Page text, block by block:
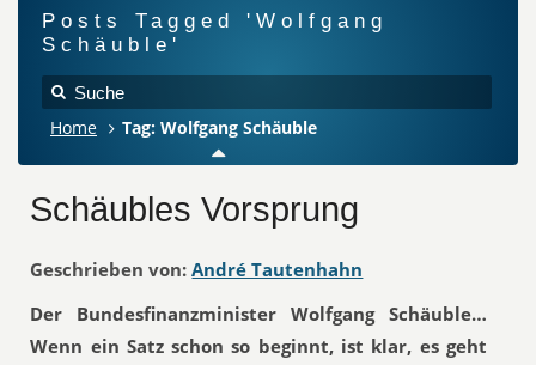
Posts Tagged 'Wolfgang
Schäuble'
Home Tag: Wolfgang Schäuble
Schäubles Vorsprung
Geschrieben von: André Tautenhahn
Der Bundesfinanzminister Wolfgang Schäuble…
Wenn ein Satz schon so beginnt, ist klar, es geht